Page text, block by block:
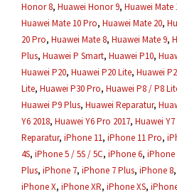
Honor 8, Huawei Honor 9, Huawei Mate
Huawei Mate 10 Pro, Huawei Mate 20,
20 Pro, Huawei Mate 8, Huawei Mate 9,
Plus, Huawei P Smart, Huawei P10,
Huawei P20, Huawei P20 Lite, Huawei
Lite, Huawei P30 Pro, Huawei P8 / P8
Huawei P9 Plus, Huawei Reparatur,
Y6 2018, Huawei Y6 Pro 2017, Huawei Y7
Reparatur, iPhone 11, iPhone 11 Pro,
4S, iPhone 5 / 5S / 5C, iPhone 6, iPhone
Plus, iPhone 7, iPhone 7 Plus, iPhone 8,
iPhone X, iPhone XR, iPhone XS,